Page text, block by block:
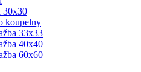
30x30
koupelny
33x33
40x40
60x60